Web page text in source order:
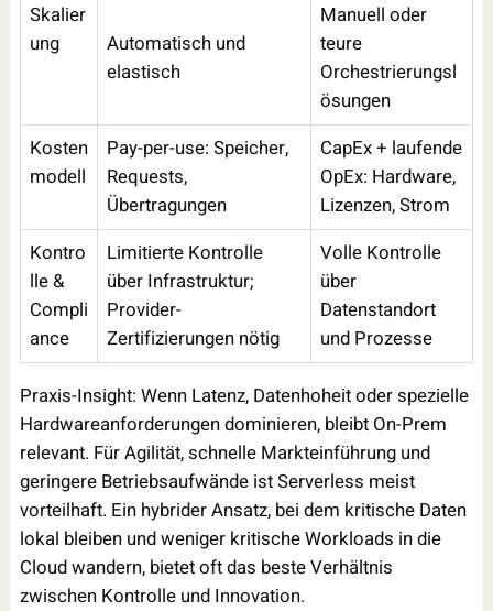
Skalier
ung
Automatisch und
elastisch
Manuell oder
teure
Orchestrierungsl
ösungen
Kosten
modell
Pay-per-use: Speicher,
Requests,
Übertragungen
CapEx + laufende
OpEx: Hardware,
Lizenzen, Strom
Kontro
lle &
Compli
ance
Limitierte Kontrolle
über Infrastruktur;
Provider-
Zertifizierungen nötig
Volle Kontrolle
über
Datenstandort
und Prozesse
Praxis-Insight: Wenn Latenz, Datenhoheit oder spezielle
Hardwareanforderungen dominieren, bleibt On-Prem
relevant. Für Agilität, schnelle Markteinführung und
geringere Betriebsaufwände ist Serverless meist
vorteilhaft. Ein hybrider Ansatz, bei dem kritische Daten
lokal bleiben und weniger kritische Workloads in die
Cloud wandern, bietet oft das beste Verhältnis
zwischen Kontrolle und Innovation.